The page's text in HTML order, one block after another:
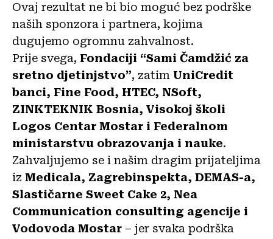
Ovaj rezultat ne bi bio moguć bez podrške
naših sponzora i partnera, kojima
dugujemo ogromnu zahvalnost.
Prije svega, Fondaciji “Sami Čamdžić za
sretno djetinjstvo”, zatim UniCredit
banci, Fine Food, HTEC, NSoft,
ZINKTEKNIK Bosnia, Visokoj školi
Logos Centar Mostar i Federalnom
ministarstvu obrazovanja i nauke.
Zahvaljujemo se i našim dragim prijateljima
iz Medicala, Zagrebinspekta, DEMAS-a,
Slastičarne Sweet Cake 2, Nea
Communication consulting agencije i
Vodovoda Mostar – jer svaka podrška